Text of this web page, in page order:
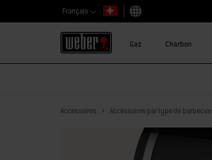
Français
Choisir un pays
Gaz Charbon
Accessoires Accessoires par type de barbecue